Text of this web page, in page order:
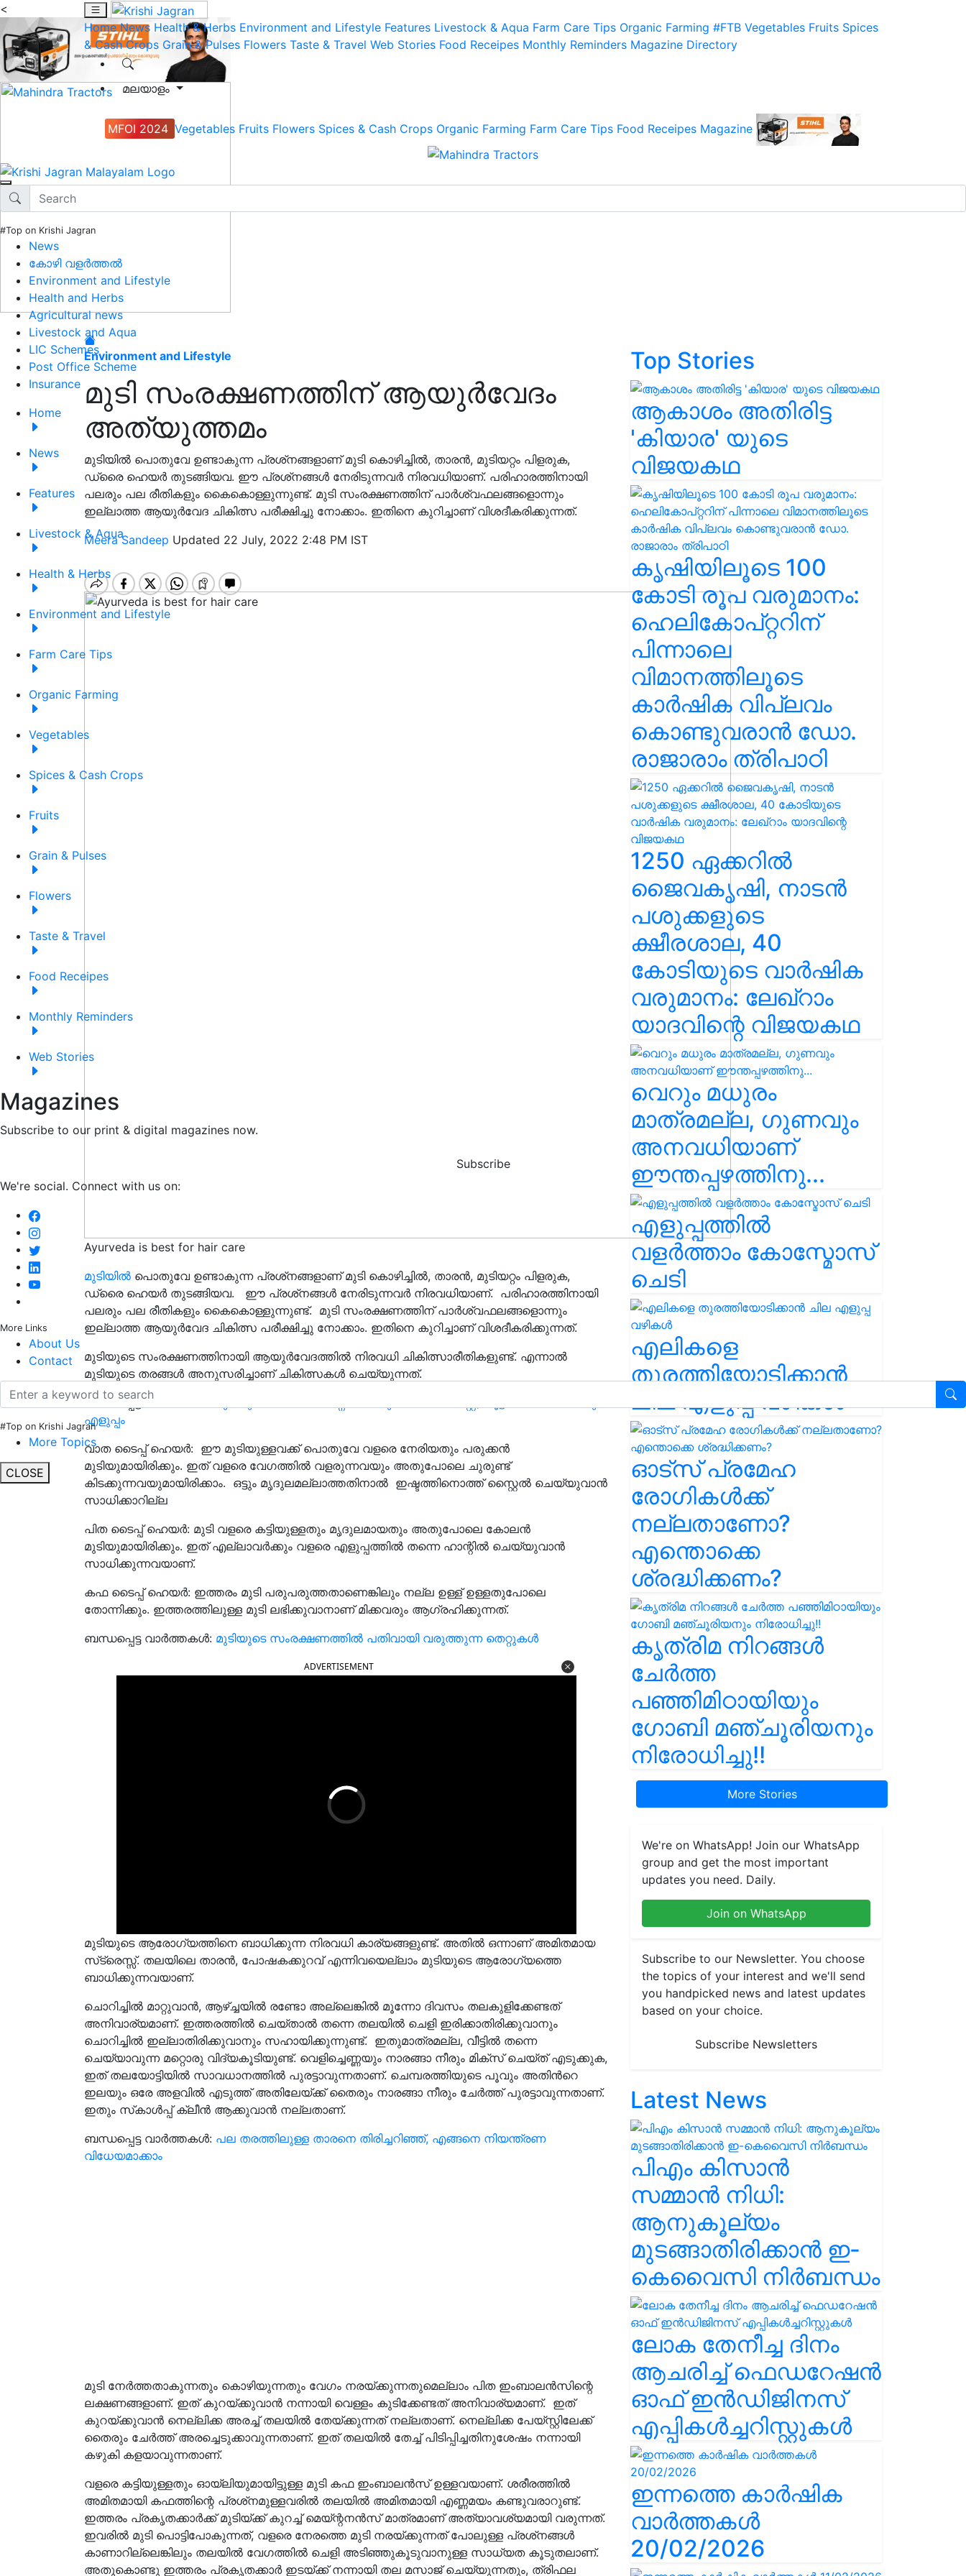
<
Home News Health & Herbs Environment and Lifestyle Features Livestock & Aqua Farm Care Tips Organic Farming #FTB Vegetables Fruits Spices
& Cash Crops Grain & Pulses Flowers Taste & Travel Web Stories Food Receipes Monthly Reminders Magazine Directory
മലയാളം
MFOI 2024 Vegetables Fruits Flowers Spices & Cash Crops Organic Farming Farm Care Tips Food Receipes Magazine
#Top on Krishi Jagran
News
കോഴി വളർത്തൽ
Environment and Lifestyle
Health and Herbs
Agricultural news
Livestock and Aqua
LIC Schemes
Post Office Scheme
Insurance
Home
News
Features
Livestock & Aqua
Health & Herbs
Environment and Lifestyle
Farm Care Tips
Organic Farming
Vegetables
Spices & Cash Crops
Fruits
Grain & Pulses
Flowers
Taste & Travel
Food Receipes
Monthly Reminders
Web Stories
Magazines
Subscribe to our print & digital magazines now.
Subscribe
We're social. Connect with us on:
More Links
About Us
Contact
#Top on Krishi Jagran
More Topics
CLOSE
Environment and Lifestyle
മുടി സംരക്ഷണത്തിന് ആയുര്‍വേദം
അത്യുത്തമം
മുടിയിൽ പൊതുവേ ഉണ്ടാകുന്ന പ്രശ്‌നങ്ങളാണ് മുടി കൊഴിച്ചിൽ, താരൻ, മുടിയറ്റം പിളരുക,
ഡ്രൈ ഹെയർ തുടങ്ങിയവ. ഈ പ്രശ്‌നങ്ങൾ നേരിടുന്നവർ നിരവധിയാണ്. പരിഹാരത്തിനായി
പലരും പല രീതികളും കൈകൊള്ളുന്നുണ്ട്. മുടി സംരക്ഷണത്തിന് പാർശ്വഫലങ്ങളൊന്നും
ഇല്ലാത്ത ആയുര്‍വേദ ചികിത്സ പരീക്ഷിച്ചു നോക്കാം. ഇതിനെ കുറിച്ചാണ് വിശദീകരിക്കുന്നത്.
Meera Sandeep Updated 22 July, 2022 2:48 PM IST
Ayurveda is best for hair care
മുടിയിൽ പൊതുവേ ഉണ്ടാകുന്ന പ്രശ്‌നങ്ങളാണ് മുടി കൊഴിച്ചിൽ, താരൻ, മുടിയറ്റം പിളരുക,
ഡ്രൈ ഹെയർ തുടങ്ങിയവ. ഈ പ്രശ്‌നങ്ങൾ നേരിടുന്നവർ നിരവധിയാണ്. പരിഹാരത്തിനായി
പലരും പല രീതികളും കൈകൊള്ളുന്നുണ്ട്. മുടി സംരക്ഷണത്തിന് പാർശ്വഫലങ്ങളൊന്നും
ഇല്ലാത്ത ആയുര്‍വേദ ചികിത്സ പരീക്ഷിച്ചു നോക്കാം. ഇതിനെ കുറിച്ചാണ് വിശദീകരിക്കുന്നത്.
മുടിയുടെ സംരക്ഷണത്തിനായി ആയുര്‍വേദത്തില്‍ നിരവധി ചികിത്സാരീതികളുണ്ട്. എന്നാൽ
മുടിയുടെ തരങ്ങൾ അനുസരിച്ചാണ് ചികിത്സകള്‍ ചെയ്യുന്നത്.
ബന്ധപ്പെട്ട വാർത്തകൾ:
എളുപ്പം
വാത ടൈപ്പ് ഹെയര്‍: ഈ മുടിയുള്ളവക്ക് പൊതുവേ വളരെ നേരിയതും പരുക്കന്‍
മുടിയുമായിരിക്കും. ഇത് വളരെ വേഗത്തില്‍ വളരുന്നവയും അതുപോലെ ചുരുണ്ട്
കിടക്കുന്നവയുമായിരിക്കാം. ഒട്ടും മൃദുലമല്ലാത്തതിനാല്‍ ഇഷ്ടത്തിനൊത്ത് സ്റ്റൈല്‍ ചെയ്യുവാന്‍
സാധിക്കാറില്ല
പിത ടൈപ്പ് ഹെയര്‍: മുടി വളരെ കട്ടിയുള്ളതും മൃദുലമായതും അതുപോലെ കോലന്‍
മുടിയുമായിരിക്കും. ഇത് എല്ലാവര്‍ക്കും വളരെ എളുപ്പത്തില്‍ തന്നെ ഹാന്റില്‍ ചെയ്യുവാന്‍
സാധിക്കുന്നവയാണ്.
കഫ ടൈപ്പ് ഹെയര്‍: ഇത്തരം മുടി പരുപരുത്തതാണെങ്കിലും നല്ല ഉള്ള് ഉള്ളതുപോലെ
തോന്നിക്കും. ഇത്തരത്തിലുള്ള മുടി ലഭിക്കുവാനാണ് മിക്കവരും ആഗ്രഹിക്കുന്നത്.
ബന്ധപ്പെട്ട വാർത്തകൾ: മുടിയുടെ സംരക്ഷണത്തിൽ പതിവായി വരുത്തുന്ന തെറ്റുകൾ
ADVERTISEMENT
മുടിയുടെ ആരോഗ്യത്തിനെ ബാധിക്കുന്ന നിരവധി കാര്യങ്ങളുണ്ട്. അതില്‍ ഒന്നാണ് അമിതമായ
സ്‌ട്രെസ്സ്. തലയിലെ താരന്‍, പോഷകക്കുറവ് എന്നിവയെല്ലാം മുടിയുടെ ആരോഗ്യത്തെ
ബാധിക്കുന്നവയാണ്.
ചൊറിച്ചില്‍ മാറ്റുവാൻ, ആഴ്ച്ചയില്‍ രണ്ടോ അല്ലെങ്കില്‍ മൂന്നോ ദിവസം തലകുളിക്കേണ്ടത്
അനിവാര്യമാണ്. ഇത്തരത്തില്‍ ചെയ്താല്‍ തന്നെ തലയില്‍ ചെളി ഇരിക്കാതിരിക്കുവാനും
ചൊറിച്ചില്‍ ഇല്ലാതിരിക്കുവാനും സഹായിക്കുന്നുണ്ട്. ഇതുമാത്രമല്ല, വീട്ടില്‍ തന്നെ
ചെയ്യാവുന്ന മറ്റൊരു വിദ്യകൂടിയുണ്ട്. വെളിച്ചെണ്ണയും നാരങ്ങാ നീരും മിക്‌സ് ചെയ്ത് എടുക്കുക,
ഇത് തലയോട്ടിയില്‍ സാവധാനത്തില്‍ പുരട്ടാവുന്നതാണ്. ചെമ്പരത്തിയുടെ പൂവും അതിൻറെ
ഇലയും ഒരേ അളവിൽ എടുത്ത് അതിലേയ്ക്ക് തൈരും നാരങ്ങാ നീരും ചേര്‍ത്ത് പുരട്ടാവുന്നതാണ്.
ഇതും സ്‌കാള്‍പ്പ് ക്ലീന്‍ ആക്കുവാന്‍ നല്ലതാണ്.
ബന്ധപ്പെട്ട വാർത്തകൾ: പല തരത്തിലുള്ള താരനെ തിരിച്ചറിഞ്ഞ്, എങ്ങനെ നിയന്ത്രണ
വിധേയമാക്കാം
മുടി നേര്‍ത്തതാകുന്നതും കൊഴിയുന്നതും വേഗം നരയ്ക്കുന്നതുമെല്ലാം പിത ഇംബാലന്‍സിന്റെ
ലക്ഷണങ്ങളാണ്. ഇത് കുറയ്ക്കുവാന്‍ നന്നായി വെള്ളം കുടിക്കേണ്ടത് അനിവാര്യമാണ്. ഇത്
കുറയ്ക്കുവാന്‍ നെല്ലിക്ക അരച്ച് തലയില്‍ തേയ്ക്കുന്നത് നല്ലതാണ്. നെല്ലിക്ക പേയ്സ്റ്റിലേക്ക്
തൈരും ചേര്‍ത്ത് അരച്ചെടുക്കാവുന്നതാണ്. ഇത് തലയില്‍ തേച്ച് പിടിപ്പിച്ചതിനുശേഷം നന്നായി
കഴുകി കളയാവുന്നതാണ്.
വളരെ കട്ടിയുള്ളതും ഓയ്‌ലിയുമായിട്ടുള്ള മുടി കഫ ഇംബാലന്‍സ് ഉള്ളവയാണ്. ശരീരത്തില്‍
അമിതമായി കഫത്തിന്റെ പ്രശ്‌നമുള്ളവരില്‍ തലയില്‍ അമിതമായി എണ്ണമയം കണ്ടുവരാറുണ്ട്.
ഇത്തരം പ്രകൃതക്കാര്‍ക്ക് മുടിയ്ക്ക് കുറച്ച് മെയ്ന്റനന്‍സ് മാത്രമാണ് അത്യാവശ്യമായി വരുന്നത്.
ഇവരില്‍ മുടി പൊട്ടിപോകുന്നത്, വളരെ നേരത്തെ മുടി നരയ്ക്കുന്നത് പോലുള്ള പ്രശ്‌നങ്ങള്‍
കാണാറില്ലെങ്കിലും തലയില്‍ വേഗത്തില്‍ ചെളി അടിഞ്ഞുകൂടുവാനുള്ള സാധ്യത കൂടുതലാണ്.
അതുകൊണ്ടു ഇത്തരം പ്രകൃതക്കാര്‍ ഇടയ്ക്ക് നന്നായി തല മസാജ് ചെയ്യുന്നതും, ത്രിഫല
Top Stories
ആകാശം അതിരിട്ട
'കിയാര' യുടെ
വിജയകഥ
കൃഷിയിലൂടെ 100
കോടി രൂപ വരുമാനം:
ഹെലികോപ്റ്ററിന്
പിന്നാലെ
വിമാനത്തിലൂടെ
കാർഷിക വിപ്ലവം
കൊണ്ടുവരാൻ ഡോ.
രാജാരാം ത്രിപാഠി
1250 ഏക്കറിൽ
ജൈവകൃഷി, നാടൻ
പശുക്കളുടെ
ക്ഷീരശാല, 40
കോടിയുടെ വാർഷിക
വരുമാനം: ലേഖ്‌റാം
യാദവിന്റെ വിജയകഥ
വെറും മധുരം
മാത്രമല്ല, ഗുണവും
അനവധിയാണ്
ഈന്തപ്പഴത്തിനു...
എളുപ്പത്തിൽ
വളർത്താം കോസ്മോസ്
ചെടി
എലികളെ
തുരത്തിയോടിക്കാൻ
ചില എളുപ്പ വഴികൾ
ഓട്സ് പ്രമേഹ
രോഗികൾക്ക്
നല്ലതാണോ?
എന്തൊക്കെ
ശ്രദ്ധിക്കണം?
കൃത്രിമ നിറങ്ങൾ
ചേർത്ത
പഞ്ഞിമിഠായിയും
ഗോബി മഞ്ചൂരിയനും
നിരോധിച്ചു!!
More Stories
We're on WhatsApp! Join our WhatsApp
group and get the most important
updates you need. Daily.
Join on WhatsApp
Subscribe to our Newsletter. You choose
the topics of your interest and we'll send
you handpicked news and latest updates
based on your choice.
Subscribe Newsletters
Latest News
പിഎം കിസാൻ
സമ്മാൻ നിധി:
ആനുകൂല്യം
മുടങ്ങാതിരിക്കാൻ ഇ-
കെവൈസി നിർബന്ധം
ലോക തേനീച്ച ദിനം
ആചരിച്ച് ഫെഡറേഷൻ
ഓഫ് ഇൻഡിജിനസ്
എപ്പികൾച്ചറിസ്റ്റുകൾ
ഇന്നത്തെ കാർഷിക
വാർത്തകൾ
20/02/2026